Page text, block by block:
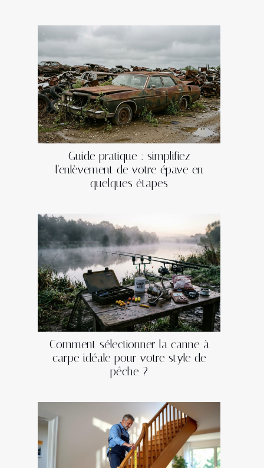
Guide pratique : simplifiez
l'enlèvement de votre épave en
quelques étapes
Comment sélectionner la canne à
carpe idéale pour votre style de
pêche ?